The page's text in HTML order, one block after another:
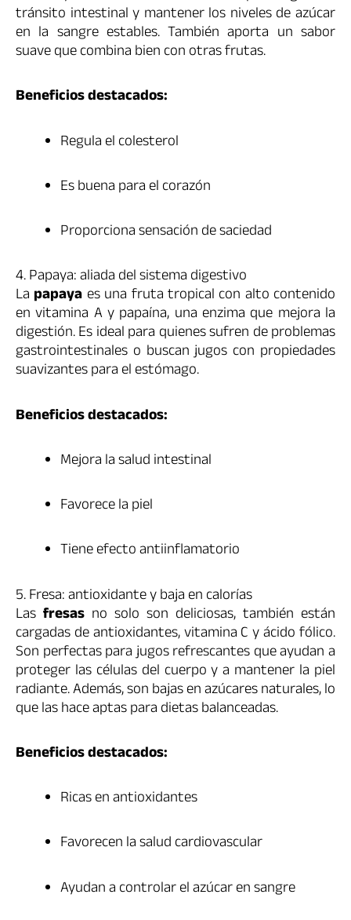
tránsito intestinal y mantener los niveles de azúcar
en la sangre estables. También aporta un sabor
suave que combina bien con otras frutas.
Beneficios destacados:
Regula el colesterol
Es buena para el corazón
Proporciona sensación de saciedad
4. Papaya: aliada del sistema digestivo
La papaya es una fruta tropical con alto contenido
en vitamina A y papaína, una enzima que mejora la
digestión. Es ideal para quienes sufren de problemas
gastrointestinales o buscan jugos con propiedades
suavizantes para el estómago.
Beneficios destacados:
Mejora la salud intestinal
Favorece la piel
Tiene efecto antiinflamatorio
5. Fresa: antioxidante y baja en calorías
Las fresas no solo son deliciosas, también están
cargadas de antioxidantes, vitamina C y ácido fólico.
Son perfectas para jugos refrescantes que ayudan a
proteger las células del cuerpo y a mantener la piel
radiante. Además, son bajas en azúcares naturales, lo
que las hace aptas para dietas balanceadas.
Beneficios destacados:
Ricas en antioxidantes
Favorecen la salud cardiovascular
Ayudan a controlar el azúcar en sangre